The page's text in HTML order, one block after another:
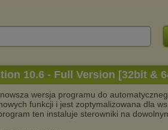
10.6 - Full Version [32bit &
wersja programu do
funkcji i jest zoptymalizowana dla
ten instaluje sterowniki na